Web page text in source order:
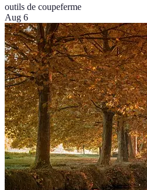
outils de coupeferme
Aug 6